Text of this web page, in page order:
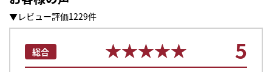
▼レビュー評価1229件
総合 ★★★★★
★★★★★ 5